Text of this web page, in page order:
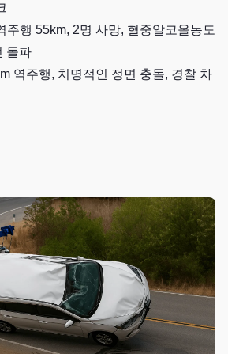
주행 55km, 2명 사망, 혈중알코올농도
돌파
역주행, 치명적인 정면 충돌, 경찰 차